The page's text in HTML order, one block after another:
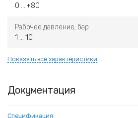
0 ... +80
Рабочее давление, бар
1 ... 10
Показать все характеристики
Документация
Спецификация